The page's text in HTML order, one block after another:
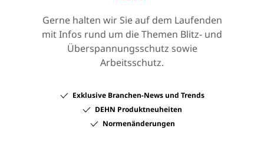
Gerne halten wir Sie auf dem Laufenden
mit Infos rund um die Themen Blitz- und
Überspannungsschutz sowie
Arbeitsschutz.
Exklusive Branchen-News und Trends
DEHN Produktneuheiten
Normenänderungen